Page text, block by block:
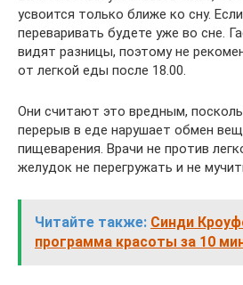
усвоится только ближе ко сну.
переваривать будете уже во сне.
видят разницы, поэтому не
от легкой еды после 18.00.
Они считают это вредным,
перерыв в еде нарушает обмен
пищеварения. Врачи не против
желудок не перегружать и не
Читайте также: Синди
программа красоты за 10